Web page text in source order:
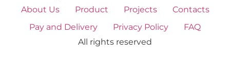
About Us
Product Projects
Contacts
Pay and Delivery
Privacy Policy
FAQ
All rights reserved